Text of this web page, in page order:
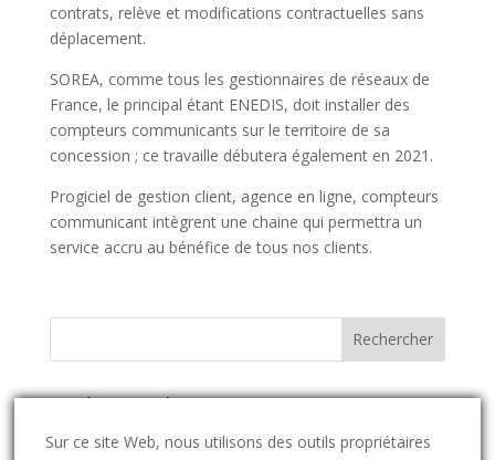
contrats, relève et modifications contractuelles sans
déplacement.
SOREA, comme tous les gestionnaires de réseaux de
France, le principal étant ENEDIS, doit installer des
compteurs communicants sur le territoire de sa
concession ; ce travaille débutera également en 2021.
Progiciel de gestion client, agence en ligne, compteurs
communicant intègrent une chaine qui permettra un
service accru au bénéfice de tous nos clients.
Catégories d’actus
Catégories
Sur ce site Web, nous utilisons des outils propriétaires